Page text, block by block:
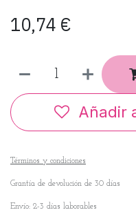
10,74 €
Añadir
Términos y condiciones
Grantía de devolución de 30 días
Envío: 2-3 días laborables